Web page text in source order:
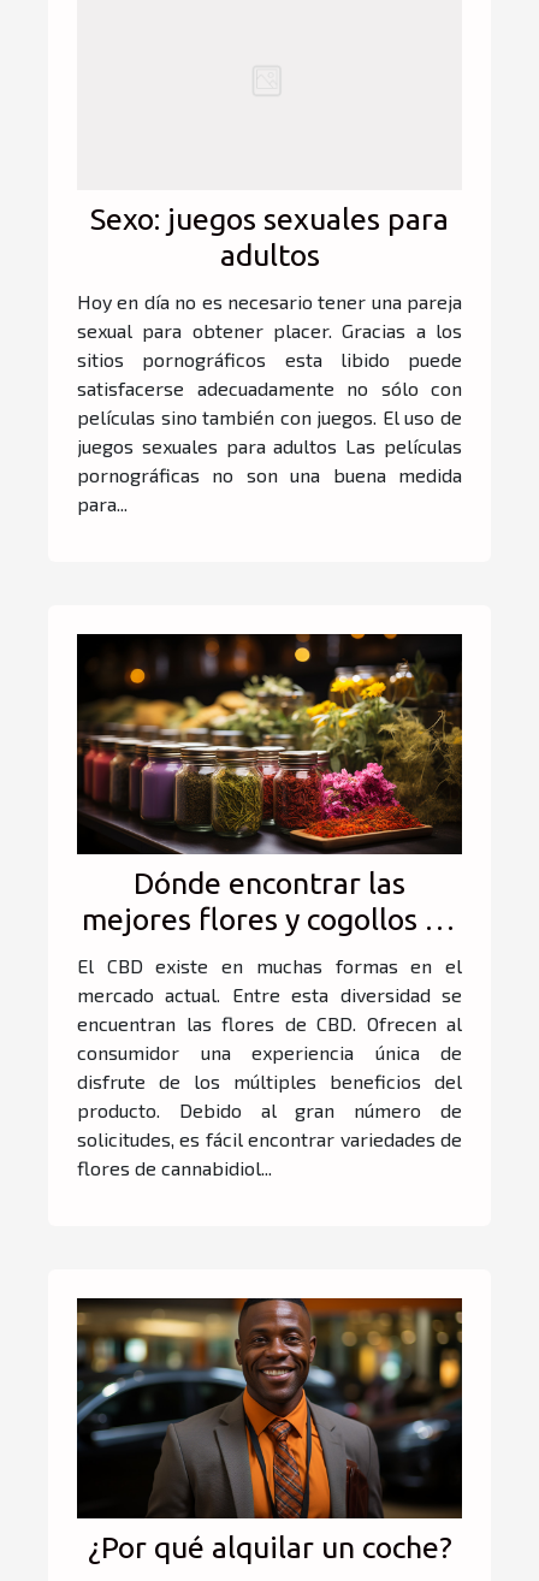
Sexo: juegos sexuales para
adultos
Hoy en día no es necesario tener una pareja
sexual para obtener placer. Gracias a los
sitios pornográficos esta libido puede
satisfacerse adecuadamente no sólo con
películas sino también con juegos. El uso de
juegos sexuales para adultos Las películas
pornográficas no son una buena medida
para...
Dónde encontrar las
mejores flores y cogollos de
CBD a bajo precio
El CBD existe en muchas formas en el
mercado actual. Entre esta diversidad se
encuentran las flores de CBD. Ofrecen al
consumidor una experiencia única de
disfrute de los múltiples beneficios del
producto. Debido al gran número de
solicitudes, es fácil encontrar variedades de
flores de cannabidiol...
¿Por qué alquilar un coche?